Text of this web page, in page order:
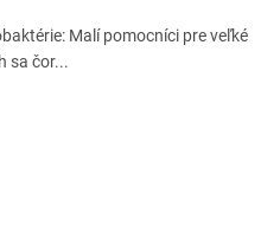
Malí pomocníci pre veľké
sa čor...